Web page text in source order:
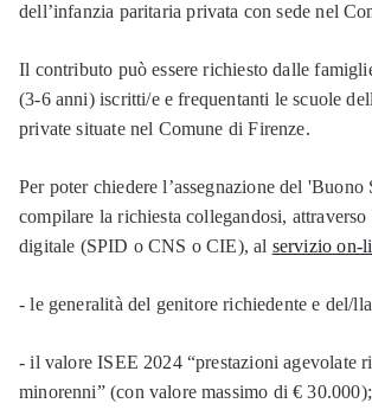
dell’infanzia paritaria privata con sede nel
Il contributo può essere richiesto dalle
(3-6 anni) iscritti/e e frequentanti le scuole
private situate nel Comune di Firenze.
Per poter chiedere l’assegnazione del 'Buono
compilare la richiesta collegandosi,
digitale (SPID o CNS o CIE), al servizio on-
- le generalità del genitore richiedente e del/
- il valore ISEE 2024 “prestazioni agevolate
minorenni” (con valore massimo di € 30.000);